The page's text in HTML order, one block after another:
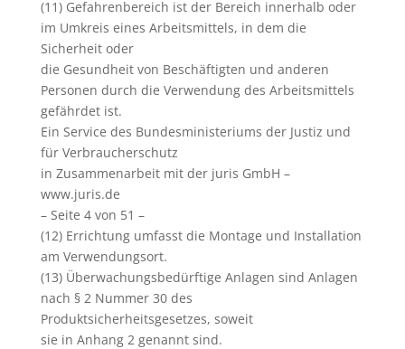
(11) Gefahrenbereich ist der Bereich innerhalb oder
im Umkreis eines Arbeitsmittels, in dem die
Sicherheit oder
die Gesundheit von Beschäftigten und anderen
Personen durch die Verwendung des Arbeitsmittels
gefährdet ist.
Ein Service des Bundesministeriums der Justiz und
für Verbraucherschutz
in Zusammenarbeit mit der juris GmbH –
www.juris.de
– Seite 4 von 51 –
(12) Errichtung umfasst die Montage und Installation
am Verwendungsort.
(13) Überwachungsbedürftige Anlagen sind Anlagen
nach § 2 Nummer 30 des
Produktsicherheitsgesetzes, soweit
sie in Anhang 2 genannt sind.